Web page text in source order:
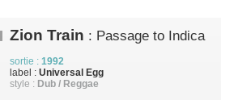
Zion Train : Passage to Indica
sortie : 1992
label : Universal Egg
style : Dub / Reggae